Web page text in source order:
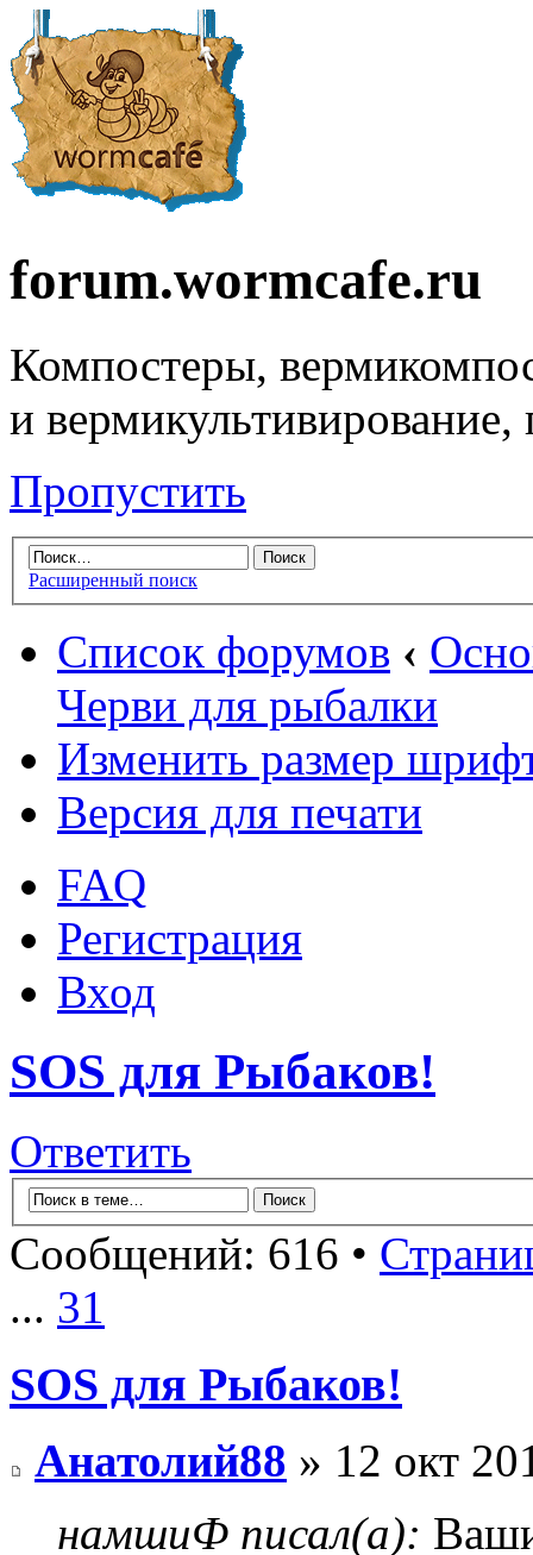
forum.wormcafe.ru
Компостеры,
и
Пропустить
Расширенный поиск
Список форумов ‹
Черви для рыбалки
Изменить размер
Версия для печати
FAQ
Регистрация
Вход
SOS для Рыбаков!
Ответить
Сообщений: 616 •
... 31
SOS для Рыбаков!
Анатолий88 » 12 окт
намшиФ писал(а):